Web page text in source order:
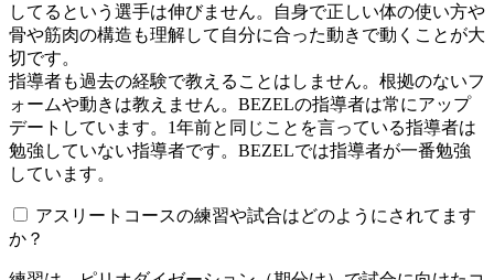
してるという選手は伸びません。自身で正しい体の使い方や
骨や筋肉の構造も理解して自分に合った動きで動くことが大
切です。
指導者も過去の経験で教えることはしません。根拠のないフ
ォームや動きは教えません。BEZELの指導者は常にアップ
デートしています。1年前と同じことを言っている指導者は
勉強していない指導者です。BEZELでは指導者が一番勉強
しています。
アスリートコースの練習や試合はどのようにされてます
か？